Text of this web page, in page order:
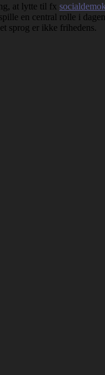
at lytte til fx
en central rolle i
sprog er ikke frihedens.